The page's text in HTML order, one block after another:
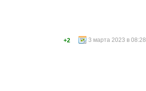
3 марта 2023 в 08:28
+2